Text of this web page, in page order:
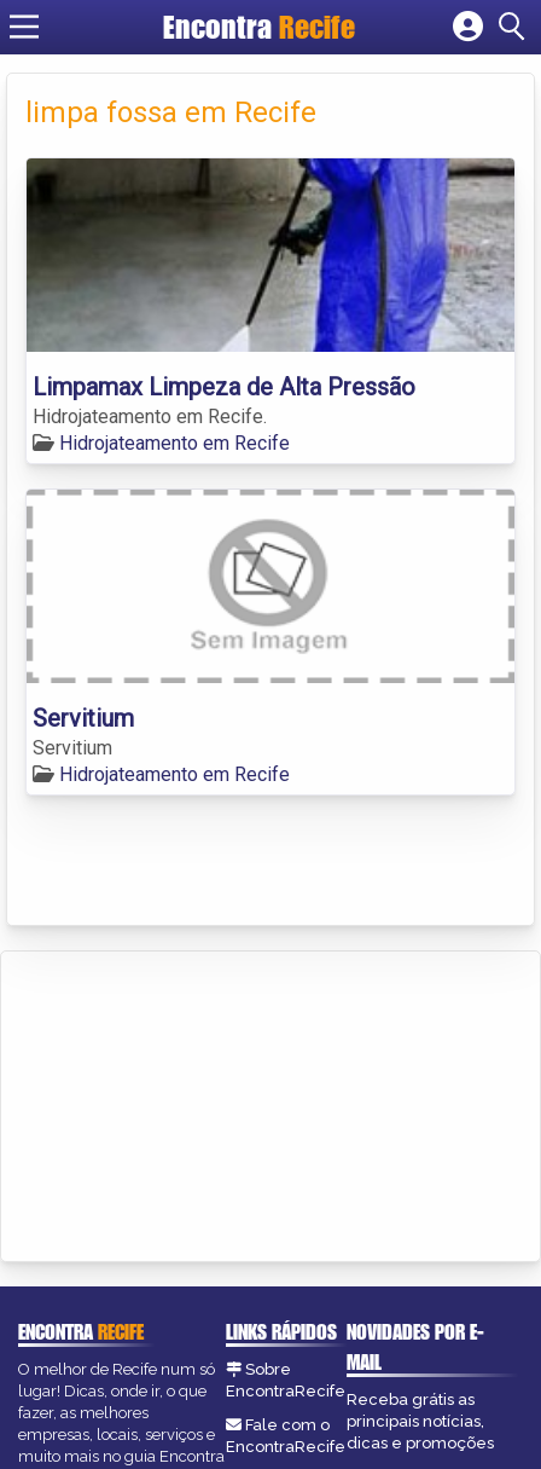
Encontra Recife
Cadastrar empresa
Criar conta
limpa fossa em Recife
Limpamax Limpeza de Alta Pressão
Hidrojateamento em Recife.
Hidrojateamento em Recife
Servitium
Servitium
Hidrojateamento em Recife
ENCONTRARECIFE
O melhor de Recife num só
lugar! Dicas, onde ir, o que
fazer, as melhores
empresas, locais, serviços e
muito mais no guia Encontra
LINKS RÁPIDOS
Sobre
EncontraRecife
Fale com o
EncontraRecife
NOVIDADES POR E-
MAIL
Receba grátis as
principais notícias,
dicas e promoções